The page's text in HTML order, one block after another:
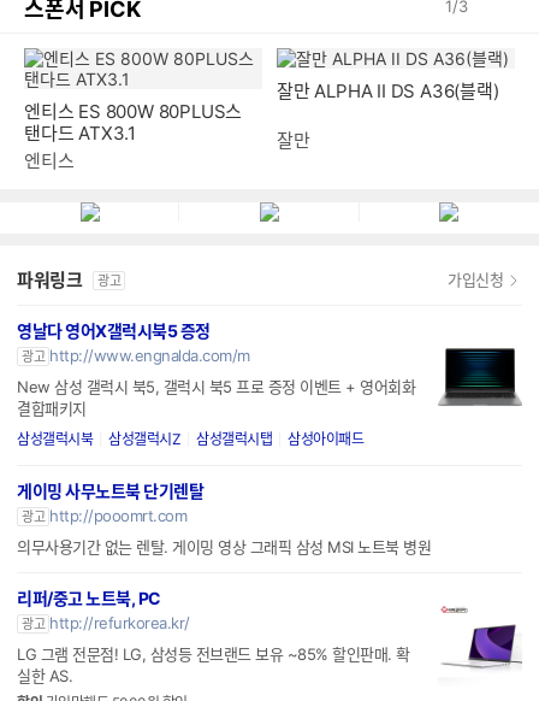
스폰서 PICK 1/3
엔티스 ES 800W 80PLUS스
탠다드 ATX3.1
엔티스
잘만 ALPHA II DS A36(블랙)
영날다 영어X갤럭시북5 증정
New 삼성 갤럭시 북5, 갤럭시 북5 프로 증정 이벤트 + 영어회화
결합패키지
삼성갤럭시북 삼성갤럭시Z 삼성갤럭시탭 삼성아이패드
게이밍 사무노트북 단기렌탈
의무사용기간 없는 렌탈. 게이밍 영상 그래픽 삼성 MSI 노트북 병원
리퍼/중고 노트북, PC
LG 그램 전문점! LG, 삼성등 전브랜드 보유 ~85% 할인판매. 확
실한 AS.
할인가입만해도 5000원 할인